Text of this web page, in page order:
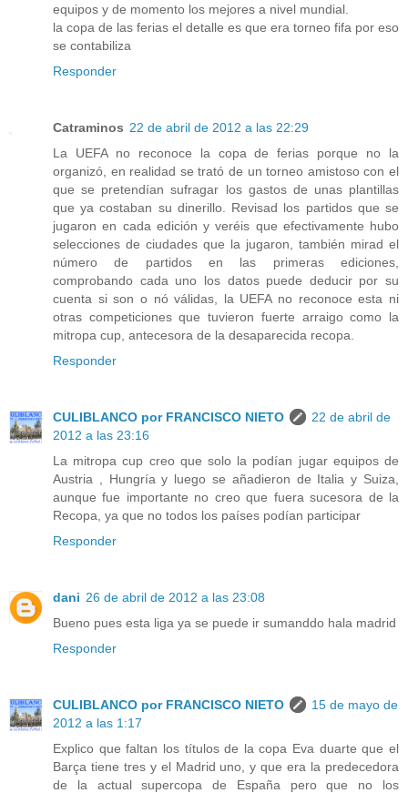
equipos y de momento los mejores a nivel mundial.
la copa de las ferias el detalle es que era torneo fifa por eso
se contabiliza
Responder
Catraminos 22 de abril de 2012 a las 22:29
La UEFA no reconoce la copa de ferias porque no la
organizó, en realidad se trató de un torneo amistoso con el
que se pretendían sufragar los gastos de unas plantillas
que ya costaban su dinerillo. Revisad los partidos que se
jugaron en cada edición y veréis que efectivamente hubo
selecciones de ciudades que la jugaron, también mirad el
número de partidos en las primeras ediciones,
comprobando cada uno los datos puede deducir por su
cuenta si son o nó válidas, la UEFA no reconoce esta ni
otras competiciones que tuvieron fuerte arraigo como la
mitropa cup, antecesora de la desaparecida recopa.
Responder
CULIBLANCO por FRANCISCO NIETO
22 de abril de
2012 a las 23:16
La mitropa cup creo que solo la podían jugar equipos de
Austria , Hungría y luego se añadieron de Italia y Suiza,
aunque fue importante no creo que fuera sucesora de la
Recopa, ya que no todos los países podían participar
Responder
dani 26 de abril de 2012 a las 23:08
Bueno pues esta liga ya se puede ir sumanddo hala madrid
Responder
CULIBLANCO por FRANCISCO NIETO
15 de mayo de
2012 a las 1:17
Explico que faltan los títulos de la copa Eva duarte que el
Barça tiene tres y el Madrid uno, y que era la predecedora
de la actual supercopa de España pero que no los